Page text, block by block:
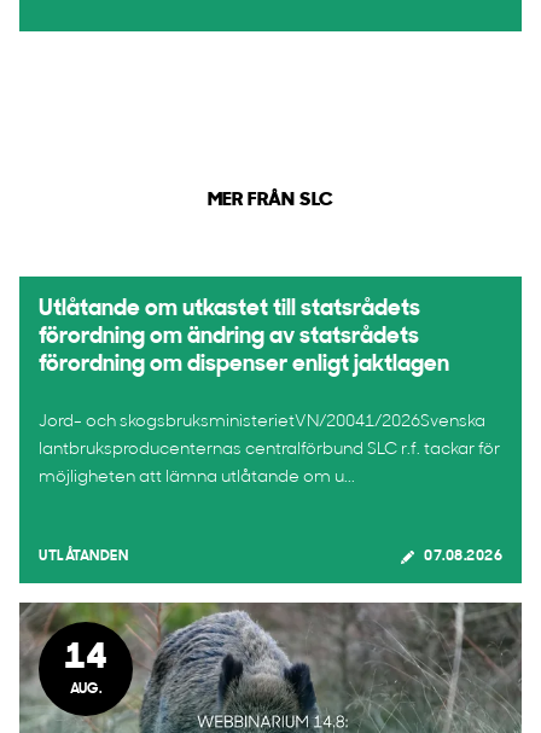
MER FRÅN SLC
Utlåtande om utkastet till statsrådets
förordning om ändring av statsrådets
förordning om dispenser enligt jaktlagen
Jord- och skogsbruksministerietVN/20041/2026Svenska
lantbruksproducenternas centralförbund SLC r.f. tackar för
möjligheten att lämna utlåtande om u...
UTLÅTANDEN 07.08.2026
14
AUG.